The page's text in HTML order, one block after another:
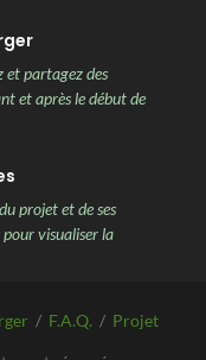
et partagez des
et après le début de
projet et de ses
visualiser la
/ F.A.Q. / Projet